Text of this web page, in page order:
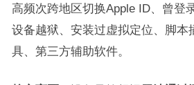
高频次跨地区切换Apple ID、曾登
设备越狱、安装过虚拟定位、脚本
具、第三方辅助软件。